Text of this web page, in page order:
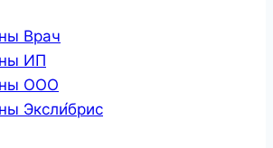
Врач
ИП
ООО
Эксли́брис